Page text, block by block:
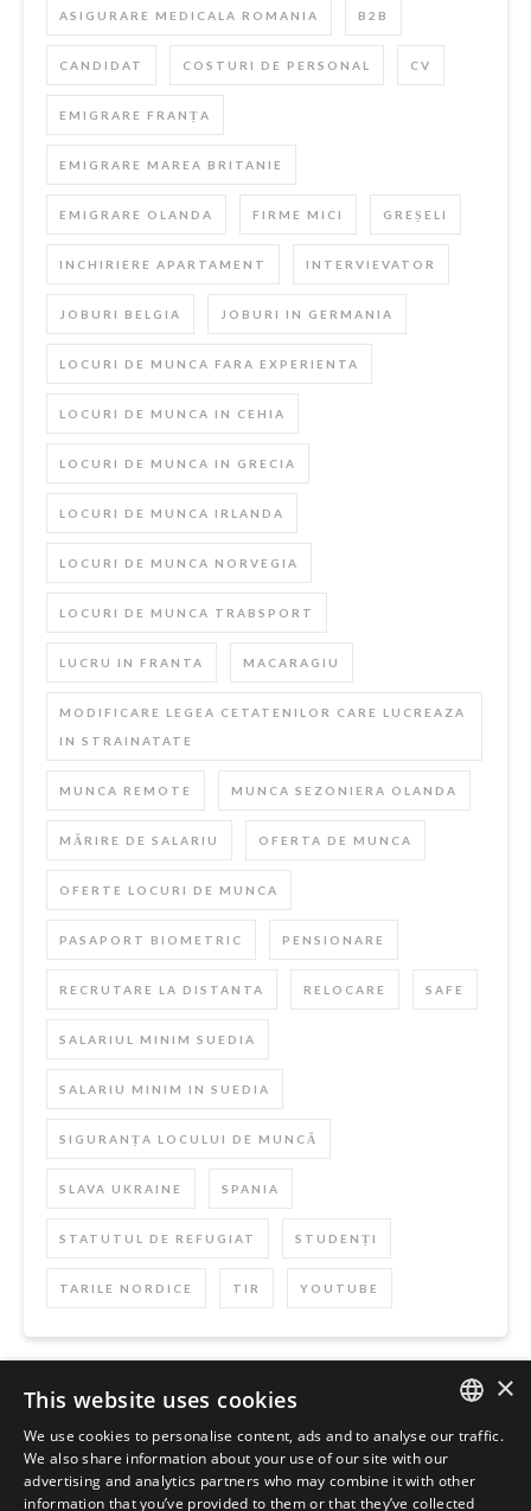
ASIGURARE MEDICALA ROMANIA B2B
CANDIDAT COSTURI DE PERSONAL CV
EMIGRARE FRANȚA
EMIGRARE MAREA BRITANIE
EMIGRARE OLANDA FIRME MICI GREȘELI
INCHIRIERE APARTAMENT INTERVIEVATOR
JOBURI BELGIA JOBURI IN GERMANIA
LOCURI DE MUNCA FARA EXPERIENTA
LOCURI DE MUNCA IN CEHIA
LOCURI DE MUNCA IN GRECIA
LOCURI DE MUNCA IRLANDA
LOCURI DE MUNCA NORVEGIA
LOCURI DE MUNCA TRABSPORT
LUCRU IN FRANTA MACARAGIU
MODIFICARE LEGEA CETATENILOR CARE LUCREAZA
IN STRAINATATE
MUNCA REMOTE MUNCA SEZONIERA OLANDA
MĂRIRE DE SALARIU OFERTA DE MUNCA
OFERTE LOCURI DE MUNCA
PASAPORT BIOMETRIC PENSIONARE
RECRUTARE LA DISTANTA RELOCARE SAFE
SALARIUL MINIM SUEDIA
SALARIU MINIM IN SUEDIA
SIGURANȚA LOCULUI DE MUNCĂ
SLAVA UKRAINE SPANIA
STATUTUL DE REFUGIAT STUDENȚI
TARILE NORDICE TIR YOUTUBE
ENGLISH
POLISH
×
This website uses cookies
We use cookies to personalise content, ads and to analyse our traffic.
We also share information about your use of our site with our
advertising and analytics partners who may combine it with other
information that you’ve provided to them or that they’ve collected